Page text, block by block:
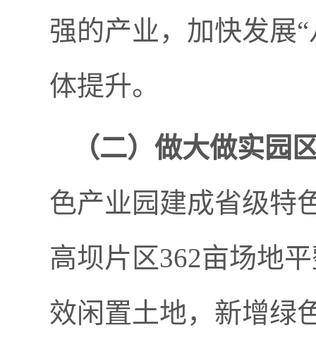
强的产业，加快发展
体提升。
（二） 做大做实园
色产业园建成省级特
高坝片区362亩场地
效闲置土地，新增绿